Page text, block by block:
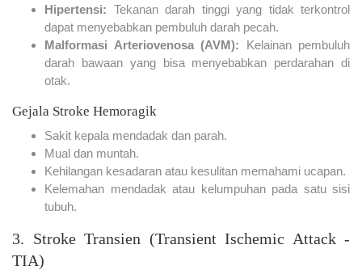
Hipertensi: Tekanan darah tinggi yang tidak terkontrol
dapat menyebabkan pembuluh darah pecah.
Malformasi Arteriovenosa (AVM): Kelainan pembuluh
darah bawaan yang bisa menyebabkan perdarahan di
otak.
Gejala Stroke Hemoragik
Sakit kepala mendadak dan parah.
Mual dan muntah.
Kehilangan kesadaran atau kesulitan memahami ucapan.
Kelemahan mendadak atau kelumpuhan pada satu sisi
tubuh.
3. Stroke Transien (Transient Ischemic Attack -
TIA)